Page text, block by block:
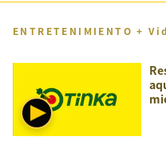
ENTRETENIMIENTO +